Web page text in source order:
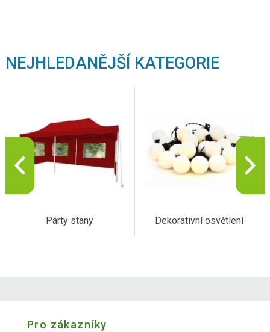
NEJHLEDANĚJŠÍ KATEGORIE
Párty stany Dekorativní osvětlení
Pro zákazníky